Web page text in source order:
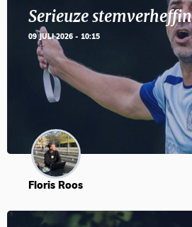
Serieuze
09 JULI 2026 - 10:15
Floris Roos